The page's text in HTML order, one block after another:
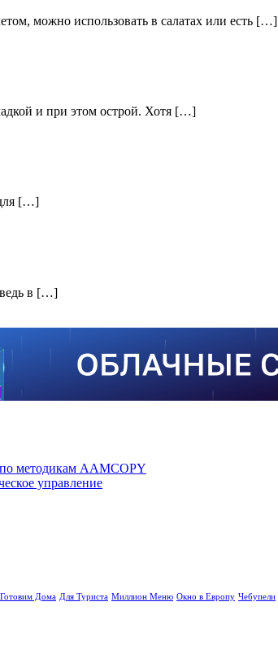
можно использовать в салатах или есть […]
и при этом острой. Хотя […]
[…]
ведь в […]
методикам AAMCOPY
управление
Готовим Дома Для Туриста Миллион Меню Окно в Европу Чебупели